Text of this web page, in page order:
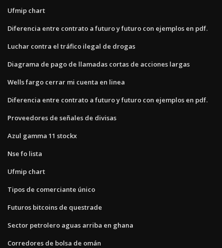
Ufmip chart
Diferencia entre contrato a futuro y futuro con ejemplos en pdf.
Luchar contra el tráfico ilegal de drogas
Diagrama de pago de llamadas cortas de acciones largas
Wells fargo cerrar mi cuenta en linea
Diferencia entre contrato a futuro y futuro con ejemplos en pdf.
Proveedores de señales de divisas
Azul gamma 11 stockx
Nse fo lista
Ufmip chart
Tipos de comerciante único
Futuros bitcoins de questrade
Sector petrolero aguas arriba en ghana
Corredores de bolsa de omán